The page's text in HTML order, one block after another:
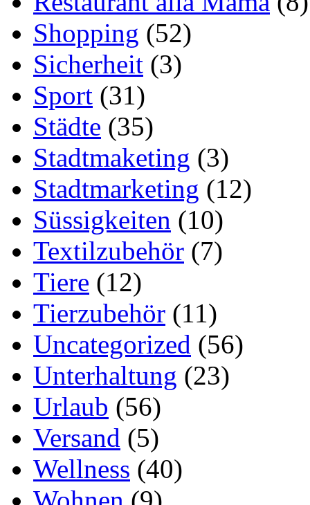
Shopping (52)
Sicherheit (3)
Sport (31)
Städte (35)
Stadtmaketing (3)
Stadtmarketing (12)
Süssigkeiten (10)
Textilzubehör (7)
Tiere (12)
Tierzubehör (11)
Uncategorized (56)
Unterhaltung (23)
Urlaub (56)
Versand (5)
Wellness (40)